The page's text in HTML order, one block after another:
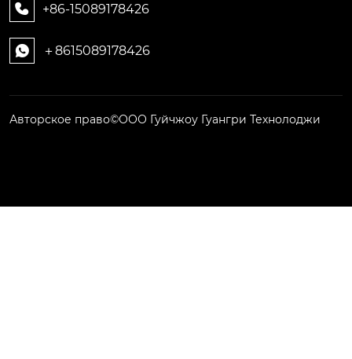
 +86-15089178426
 ＋8615089178426
Авторское право©ООО Гуйчжоу Гуангри Технолоджи